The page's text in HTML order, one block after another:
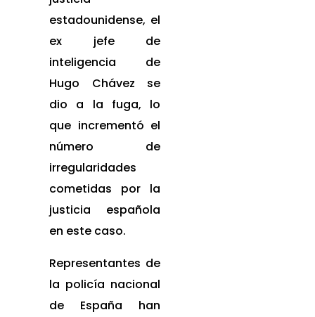
estadounidense, el
ex jefe de
inteligencia de
Hugo Chávez se
dio a la fuga, lo
que incrementó el
número de
irregularidades
cometidas por la
justicia española
en este caso.
Representantes de
la policía nacional
de España han